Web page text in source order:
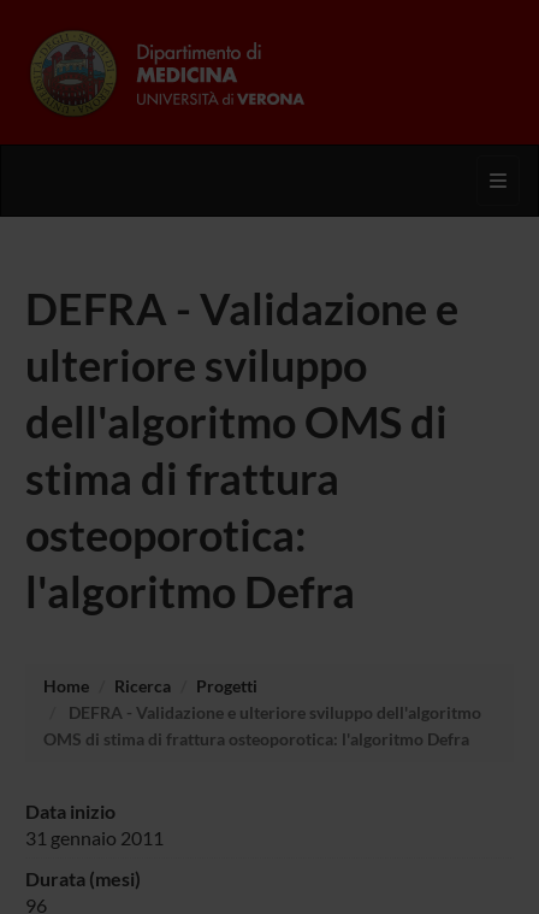
DEFRA - Validazione e
ulteriore sviluppo
dell'algoritmo OMS di
stima di frattura
osteoporotica:
l'algoritmo Defra
Home Ricerca
Progetti
DEFRA - Validazione e ulteriore sviluppo dell'algoritmo
OMS di stima di frattura osteoporotica: l'algoritmo Defra
Data inizio
31 gennaio 2011
Durata (mesi)
96